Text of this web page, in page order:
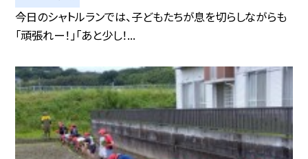
今日のシャトルランでは、子どもたちが息を切らしながらも
「頑張れー！」「あと少し！...